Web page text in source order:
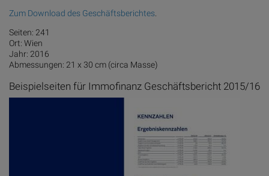
Zum Download des Geschäftsberichtes.
Seiten: 241
Ort: Wien
Jahr: 2016
Abmessungen: 21 x 30 cm (circa Masse)
Beispielseiten für Immofinanz Geschäftsbericht 2015/16